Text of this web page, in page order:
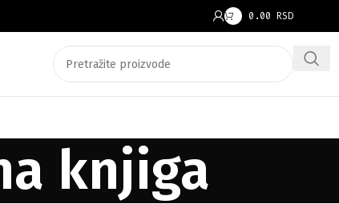
0.00 RSD
knjiga